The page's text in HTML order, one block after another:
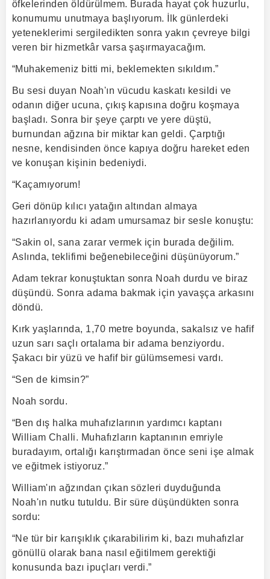
öfkelerinden öldürülmem. Burada hayat çok huzurlu,
konumumu unutmaya başlıyorum. İlk günlerdeki
yeteneklerimi sergiledikten sonra yakın çevreye bilgi
veren bir hizmetkâr varsa şaşırmayacağım.
“Muhakemeniz bitti mi, beklemekten sıkıldım.”
Bu sesi duyan Noah'ın vücudu kaskatı kesildi ve
odanın diğer ucuna, çıkış kapısına doğru koşmaya
başladı. Sonra bir şeye çarptı ve yere düştü,
burnundan ağzına bir miktar kan geldi. Çarptığı
nesne, kendisinden önce kapıya doğru hareket eden
ve konuşan kişinin bedeniydi.
“Kaçamıyorum!
Geri dönüp kılıcı yatağın altından almaya
hazırlanıyordu ki adam umursamaz bir sesle konuştu:
“Sakin ol, sana zarar vermek için burada değilim.
Aslında, teklifimi beğenebileceğini düşünüyorum.”
Adam tekrar konuştuktan sonra Noah durdu ve biraz
düşündü. Sonra adama bakmak için yavaşça arkasını
döndü.
Kırk yaşlarında, 1,70 metre boyunda, sakalsız ve hafif
uzun sarı saçlı ortalama bir adama benziyordu.
Şakacı bir yüzü ve hafif bir gülümsemesi vardı.
“Sen de kimsin?”
Noah sordu.
“Ben dış halka muhafızlarının yardımcı kaptanı
William Challi. Muhafızların kaptanının emriyle
buradayım, ortalığı karıştırmadan önce seni işe almak
ve eğitmek istiyoruz.”
William'ın ağzından çıkan sözleri duyduğunda
Noah'ın nutku tutuldu. Bir süre düşündükten sonra
sordu:
“Ne tür bir karışıklık çıkarabilirim ki, bazı muhafızlar
gönüllü olarak bana nasıl eğitilmem gerektiği
konusunda bazı ipuçları verdi.”